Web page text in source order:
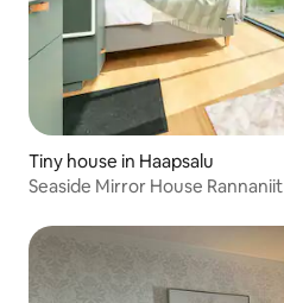
Tiny house in Haapsalu
Seaside Mirror House Rannaniit